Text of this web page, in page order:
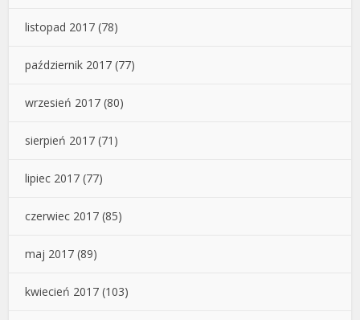
listopad 2017 (78)
październik 2017 (77)
wrzesień 2017 (80)
sierpień 2017 (71)
lipiec 2017 (77)
czerwiec 2017 (85)
maj 2017 (89)
kwiecień 2017 (103)